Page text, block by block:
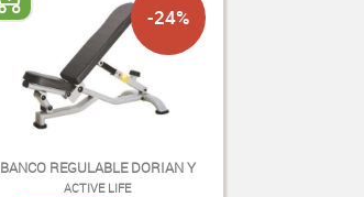
BANCO REGULABLE DORIAN Y
ACTIVE LIFE
-24%